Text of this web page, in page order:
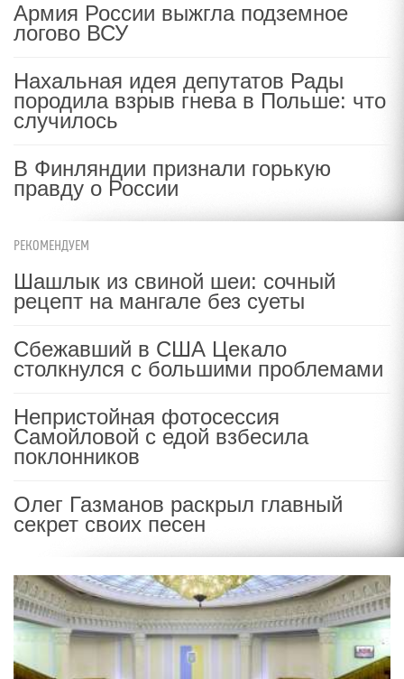
Армия России выжгла подземное
логово ВСУ
Нахальная идея депутатов Рады
породила взрыв гнева в Польше: что
случилось
В Финляндии признали горькую
правду о России
РЕКОМЕНДУЕМ
Шашлык из свиной шеи: сочный
рецепт на мангале без суеты
Сбежавший в США Цекало
столкнулся с большими проблемами
Непристойная фотосессия
Самойловой с едой взбесила
поклонников
Олег Газманов раскрыл главный
секрет своих песен